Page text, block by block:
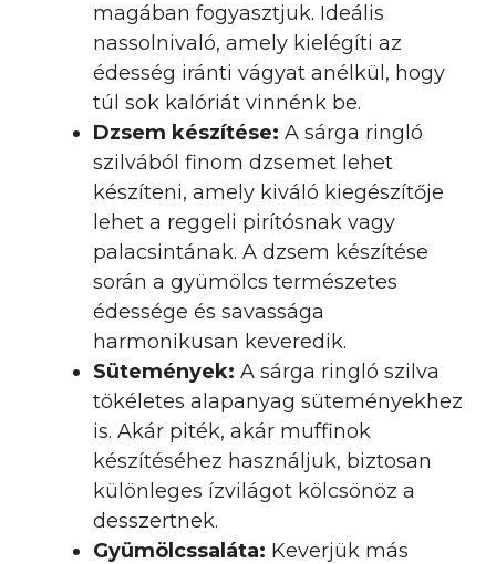
magában fogyasztjuk. Ideális
nassolnivaló, amely kielégíti az
édesség iránti vágyat anélkül, hogy
túl sok kalóriát vinnénk be.
Dzsem készítése: A sárga ringló
szilvából finom dzsemet lehet
készíteni, amely kiváló kiegészítője
lehet a reggeli pirítósnak vagy
palacsintának. A dzsem készítése
során a gyümölcs természetes
édessége és savassága
harmonikusan keveredik.
Sütemények: A sárga ringló szilva
tökéletes alapanyag süteményekhez
is. Akár piték, akár muffinok
készítéséhez használjuk, biztosan
különleges ízvilágot kölcsönöz a
desszertnek.
Gyümölcssaláta: Keverjük más